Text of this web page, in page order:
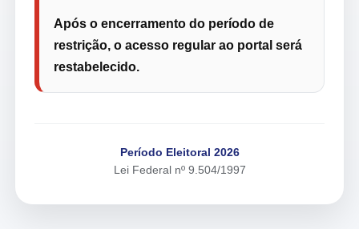
Após o encerramento do período de
restrição, o acesso regular ao portal será
restabelecido.
Período Eleitoral 2026
Lei Federal nº 9.504/1997